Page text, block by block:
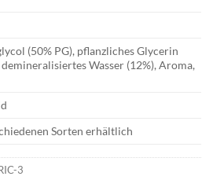
(50% PG), pflanzliches Glycerin
demineralisiertes Wasser (12%), Aroma,
Sorten erhältlich
3